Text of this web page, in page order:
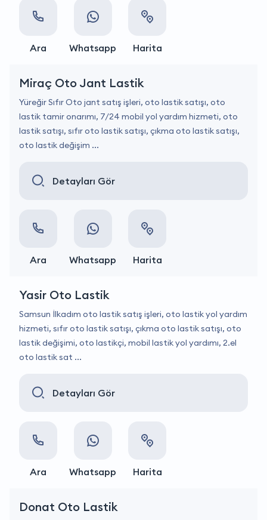
Ara Whatsapp Harita
Miraç Oto Jant Lastik
Yüreğir Sıfır Oto jant satış işleri, oto lastik satışı, oto
lastik tamir onarımı, 7/24 mobil yol yardım hizmeti, oto
lastik satışı, sıfır oto lastik satışı, çıkma oto lastik satışı,
oto lastik değişim ...
Detayları Gör
Ara Whatsapp Harita
Yasir Oto Lastik
Samsun İlkadım oto lastik satış işleri, oto lastik yol yardım
hizmeti, sıfır oto lastik satışı, çıkma oto lastik satışı, oto
lastik değişimi, oto lastikçi, mobil lastik yol yardımı, 2.el
oto lastik sat ...
Detayları Gör
Ara Whatsapp Harita
Donat Oto Lastik